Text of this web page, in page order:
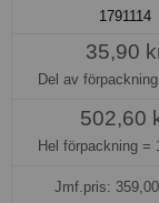
1791114
35,90
Del av
502,60
Hel förpackning =
Jmf.pris: 359,00